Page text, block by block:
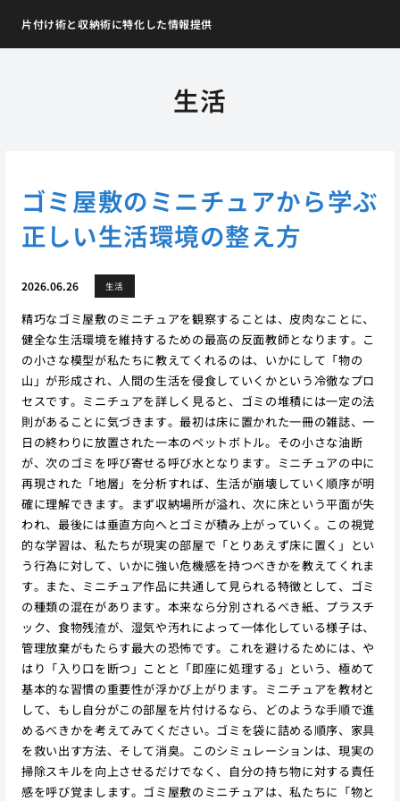
片付け術と収納術に特化した情報提供
生活
ゴミ屋敷のミニチュアから学ぶ
正しい生活環境の整え方
2026.06.26 生活
精巧なゴミ屋敷のミニチュアを観察することは、皮肉なことに、
健全な生活環境を維持するための最高の反面教師となります。こ
の小さな模型が私たちに教えてくれるのは、いかにして「物の
山」が形成され、人間の生活を侵食していくかという冷徹なプロ
セスです。ミニチュアを詳しく見ると、ゴミの堆積には一定の法
則があることに気づきます。最初は床に置かれた一冊の雑誌、一
日の終わりに放置された一本のペットボトル。その小さな油断
が、次のゴミを呼び寄せる呼び水となります。ミニチュアの中に
再現された「地層」を分析すれば、生活が崩壊していく順序が明
確に理解できます。まず収納場所が溢れ、次に床という平面が失
われ、最後には垂直方向へとゴミが積み上がっていく。この視覚
的な学習は、私たちが現実の部屋で「とりあえず床に置く」とい
う行為に対して、いかに強い危機感を持つべきかを教えてくれま
す。また、ミニチュア作品に共通して見られる特徴として、ゴミ
の種類の混在があります。本来なら分別されるべき紙、プラスチ
ック、食物残渣が、湿気や汚れによって一体化している様子は、
管理放棄がもたらす最大の恐怖です。これを避けるためには、や
はり「入り口を断つ」ことと「即座に処理する」という、極めて
基本的な習慣の重要性が浮かび上がります。ミニチュアを教材と
して、もし自分がこの部屋を片付けるなら、どのような手順で進
めるべきかを考えてみてください。ゴミを袋に詰める順序、家具
を救い出す方法、そして消臭。このシミュレーションは、現実の
掃除スキルを向上させるだけでなく、自分の持ち物に対する責任
感を呼び覚まします。ゴミ屋敷のミニチュアは、私たちに「物と